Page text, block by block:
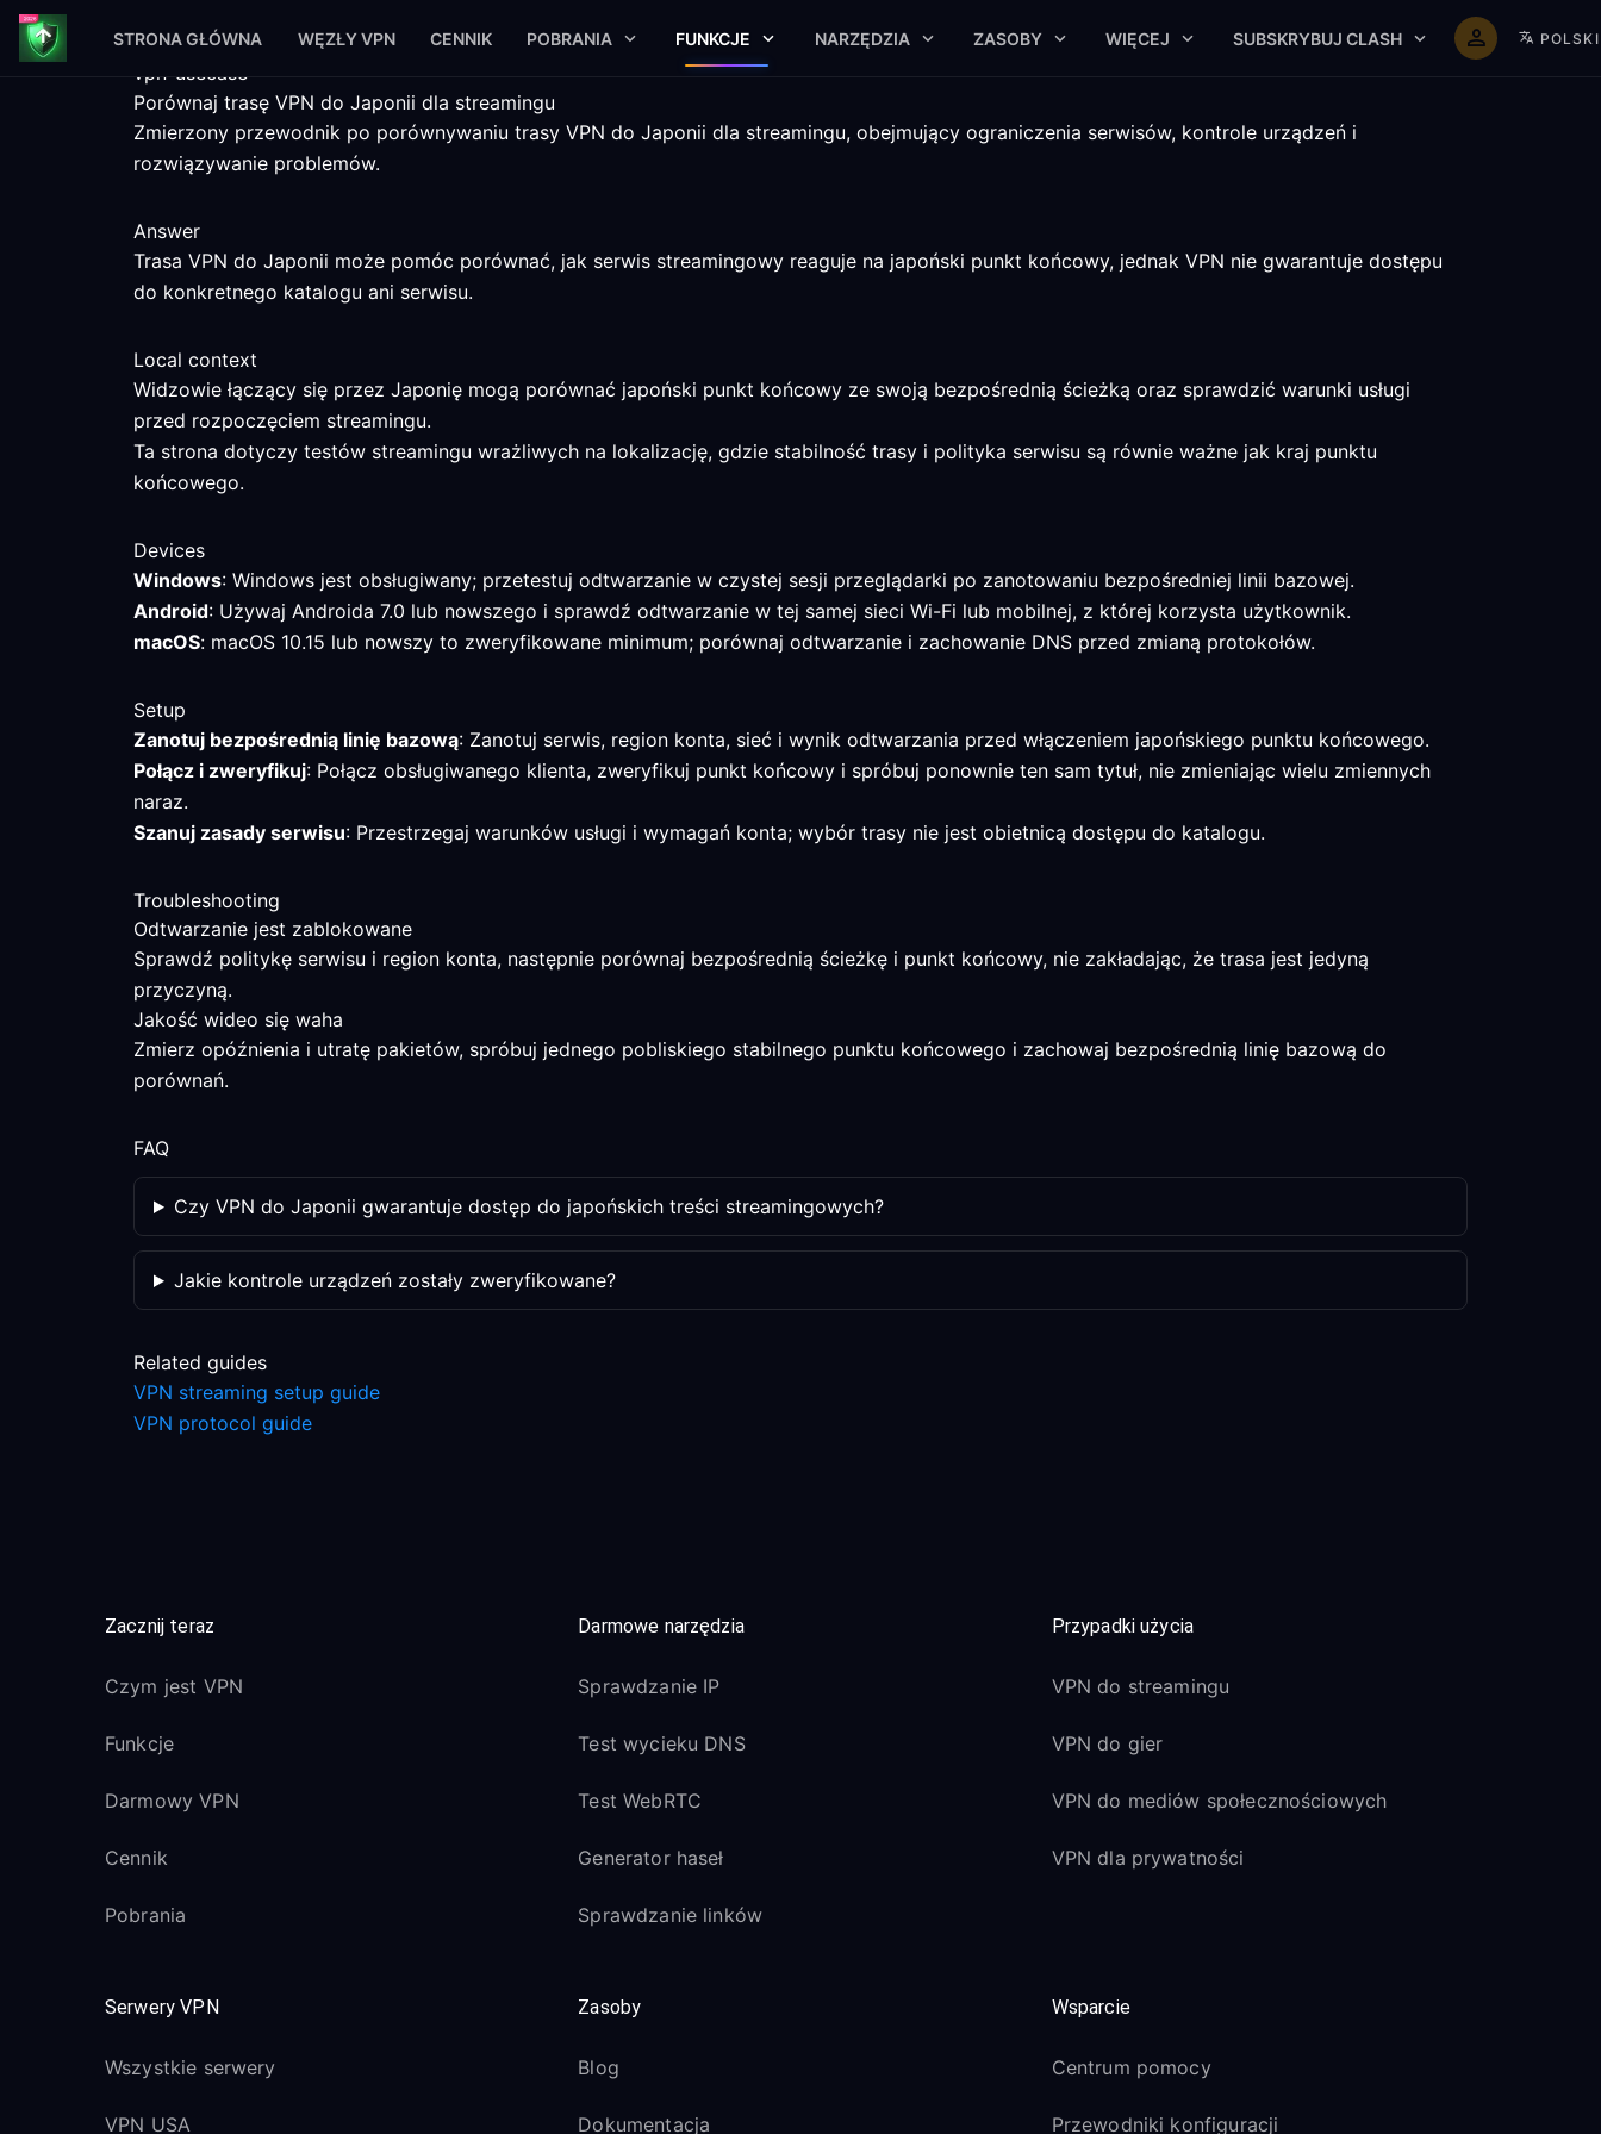
STRONA GŁÓWNA WĘZŁY VPN CENNIK POBRANIA FUNKCJE NARZĘDZIA ZASOBY WIĘCEJ SUBSKRYBUJ CLASH POLSKI
vpn-usecase
Porównaj trasę VPN do Japonii dla streamingu
Zmierzony przewodnik po porównywaniu trasy VPN do Japonii dla streamingu, obejmujący ograniczenia serwisów, kontrole urządzeń i
rozwiązywanie problemów.
Answer
Trasa VPN do Japonii może pomóc porównać, jak serwis streamingowy reaguje na japoński punkt końcowy, jednak VPN nie gwarantuje dostępu
do konkretnego katalogu ani serwisu.
Local context
Widzowie łączący się przez Japonię mogą porównać japoński punkt końcowy ze swoją bezpośrednią ścieżką oraz sprawdzić warunki usługi
przed rozpoczęciem streamingu.
Ta strona dotyczy testów streamingu wrażliwych na lokalizację, gdzie stabilność trasy i polityka serwisu są równie ważne jak kraj punktu
końcowego.
Devices
Windows: Windows jest obsługiwany; przetestuj odtwarzanie w czystej sesji przeglądarki po zanotowaniu bezpośredniej linii bazowej.
Android: Używaj Androida 7.0 lub nowszego i sprawdź odtwarzanie w tej samej sieci Wi-Fi lub mobilnej, z której korzysta użytkownik.
macOS: macOS 10.15 lub nowszy to zweryfikowane minimum; porównaj odtwarzanie i zachowanie DNS przed zmianą protokołów.
Setup
Zanotuj bezpośrednią linię bazową: Zanotuj serwis, region konta, sieć i wynik odtwarzania przed włączeniem japońskiego punktu końcowego.
Połącz i zweryfikuj: Połącz obsługiwanego klienta, zweryfikuj punkt końcowy i spróbuj ponownie ten sam tytuł, nie zmieniając wielu zmiennych
naraz.
Szanuj zasady serwisu: Przestrzegaj warunków usługi i wymagań konta; wybór trasy nie jest obietnicą dostępu do katalogu.
Troubleshooting
Odtwarzanie jest zablokowane
Sprawdź politykę serwisu i region konta, następnie porównaj bezpośrednią ścieżkę i punkt końcowy, nie zakładając, że trasa jest jedyną
przyczyną.
Jakość wideo się waha
Zmierz opóźnienia i utratę pakietów, spróbuj jednego pobliskiego stabilnego punktu końcowego i zachowaj bezpośrednią linię bazową do
porównań.
FAQ
Czy VPN do Japonii gwarantuje dostęp do japońskich treści streamingowych?
Jakie kontrole urządzeń zostały zweryfikowane?
Related guides
VPN streaming setup guide
VPN protocol guide
Zacznij teraz
Czym jest VPN
Funkcje
Darmowy VPN
Cennik
Pobrania
Darmowe narzędzia
Sprawdzanie IP
Test wycieku DNS
Test WebRTC
Generator haseł
Sprawdzanie linków
Przypadki użycia
VPN do streamingu
VPN do gier
VPN do mediów społecznościowych
VPN dla prywatności
Serwery VPN
Wszystkie serwery
VPN USA
Zasoby
Blog
Dokumentacja
Wsparcie
Centrum pomocy
Przewodniki konfiguracji